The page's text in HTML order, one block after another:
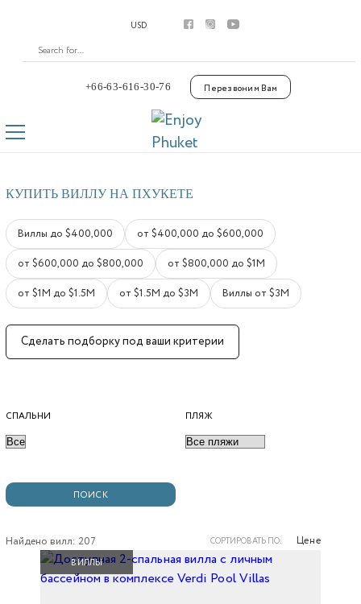
Виллы
Youtube
Контакты
USD
+66-63-616-30-76 Перезвоним Вам
КУПИТЬ ВИЛЛУ НА ПХУКЕТЕ
Виллы до $400,000 от $400,000 до $600,000
от $600,000 до $800,000 от $800,000 до $1M
от $1М до $1.5М от $1.5М до $3М Виллы от $3М
Сделать подборку под ваши критерии
СПАЛЬНИ ПЛЯЖ
Найдено вилл: 207 СОРТИРОВАТЬ ПО: Цене
ВИЛЛЫ